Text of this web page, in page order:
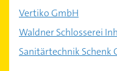
Vertiko GmbH
Waldner Schlosserei
Sanitärtechnik Schenk